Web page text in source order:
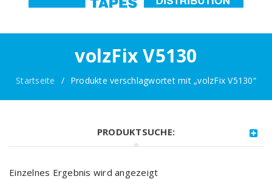
volzFix V5130
Startseite / Produkte verschlagwortet mit „volzFix V5130“
PRODUKTSUCHE:
Einzelnes Ergebnis wird angezeigt